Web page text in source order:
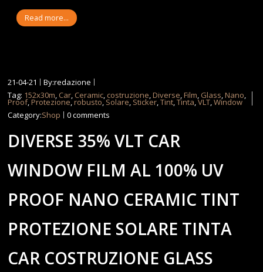
Read more...
21-04-21
By:redazione
Tag: 152x30m, Car, Ceramic, costruzione,Diverse,Film, Glass,Nano,
Proof,Protezione,robusto,Solare, Sticker,Tint,Tinta,VLT,Window
Category:Shop 0 comments
DIVERSE 35% VLT CAR
WINDOW FILM AL 100% UV
PROOF NANO CERAMIC TINT
PROTEZIONE SOLARE TINTA
CAR COSTRUZIONE GLASS